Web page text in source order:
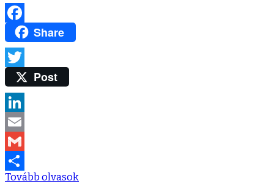
Facebook
Share
TwitterPost
LinkedIn
Email
Gmail
Ossza
Tovább olvasok